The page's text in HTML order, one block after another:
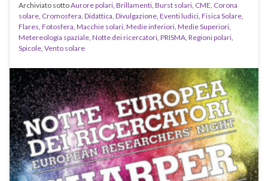
Archiviato sottoAurore polari, Brillamenti, Burst solari, CME, Corona
solare, Cromosfera, Didattica, Divulgazione, Eventi ludici, Fisica Solare,
Flares, Fotosfera, Macchie solari, Medie inferiori, Medie Superiori,
Metereologia spaziale, Notte dei ricercatori, PRISMA, Regioni polari,
Spicole, Vento solare